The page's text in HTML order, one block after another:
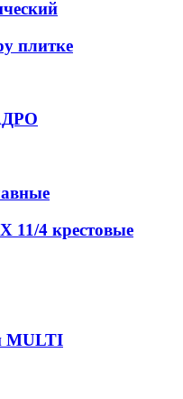
плитке
11/4 крестовые
MULTI